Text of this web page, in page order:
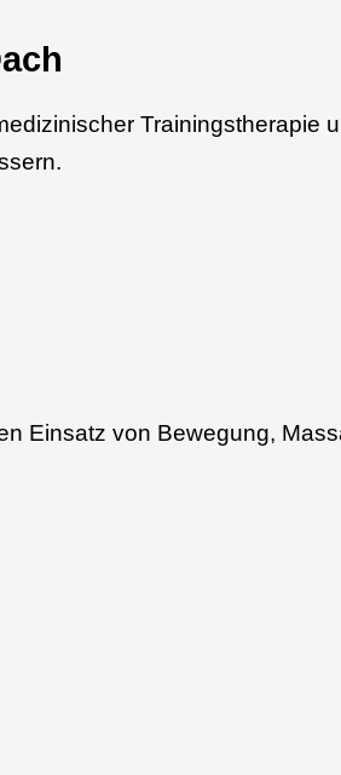
Trainingstherapie
Einsatz von Bewegung,